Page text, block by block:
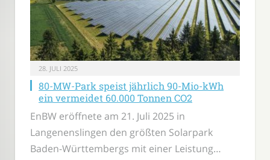
28. JULI 2025
80-MW-Park speist jährlich 90-Mio-kWh
ein vermeidet 60.000 Tonnen CO2
EnBW eröffnete am 21. Juli 2025 in
Langenenslingen den größten Solarpark
Baden-Württembergs mit einer Leistung…